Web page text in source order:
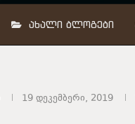
ᲐᲮᲐᲚᲘ ᲑᲚᲝᲒᲔᲑᲘ
19 დეკემბერი, 2019